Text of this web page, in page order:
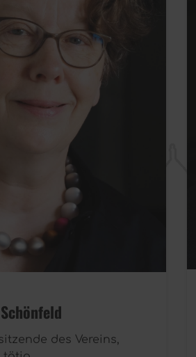
des Vereins,